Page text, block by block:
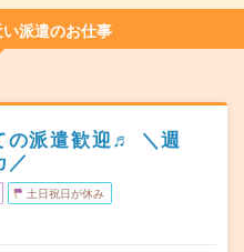
派遣のお仕事
の派遣歓迎♬ ＼週
土日祝日が休み